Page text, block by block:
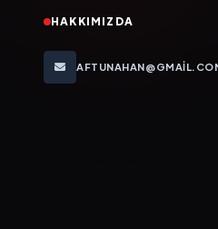
HAKKIMIZDA